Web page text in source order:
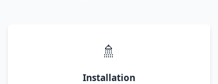
🚿
Installation